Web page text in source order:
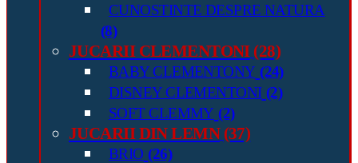
CUNOSTINTE DESPRE NATURA
(8)
JUCARII CLEMENTONI (28)
BABY CLEMENTONY (24)
DISNEY CLEMENTONI (2)
SOFT CLEMMY (2)
JUCARII DIN LEMN (37)
BRIO (26)